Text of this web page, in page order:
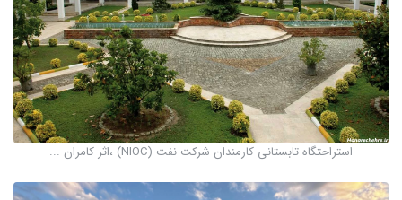
استراحتگاه تابستانی کارمندان شرکت نفت (NIOC) ،اثر کامران ...